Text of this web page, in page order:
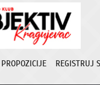
PROPOZICIJE REGISTRUJ